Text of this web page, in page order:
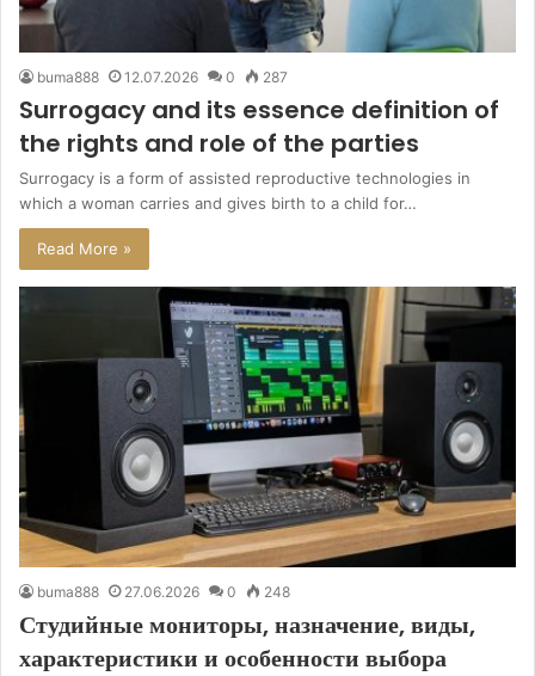
buma888 12.07.2026 0 287
Surrogacy and its essence definition of
the rights and role of the parties
Surrogacy is a form of assisted reproductive technologies in
which a woman carries and gives birth to a child for…
Read More »
buma888 27.06.2026 0 248
Студийные мониторы, назначение, виды,
характеристики и особенности выбора